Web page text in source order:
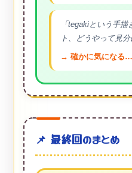
「tegakiという手
ト、どうやって見分
→ 確かに気になる
📌 最終回のまとめ